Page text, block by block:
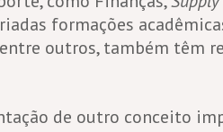
formações
outros, também têm
de outro conceito